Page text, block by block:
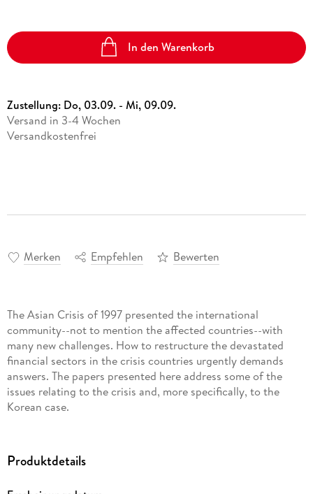
In den Warenkorb
Zustellung: Do, 03.09. - Mi, 09.09.
Versand in 3-4 Wochen
Versandkostenfrei
Merken Empfehlen Bewerten
The Asian Crisis of 1997 presented the international
community--not to mention the affected countries--with
many new challenges. How to restructure the devastated
financial sectors in the crisis countries urgently demands
answers. The papers presented here address some of the
issues relating to the crisis and, more specifically, to the
Korean case.
Produktdetails